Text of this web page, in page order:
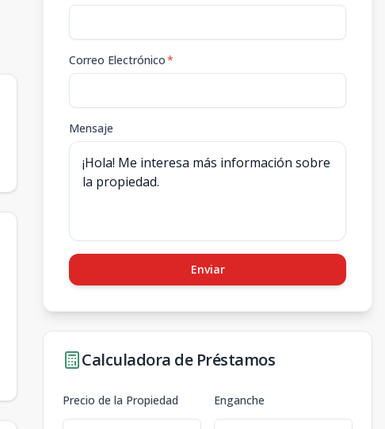
Correo Electrónico*
Mensaje
Enviar
Calculadora de Préstamos
Precio de la Propiedad Enganche